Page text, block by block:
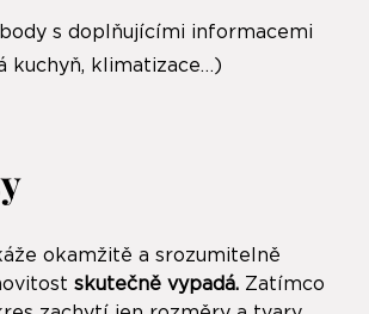
s doplňujícími informacemi
kuchyň, klimatizace…)
okamžitě a srozumitelně
skutečně vypadá. Zatímco